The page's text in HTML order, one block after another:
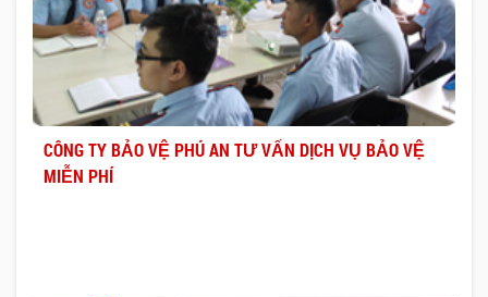
CÔNG TY BẢO VỆ PHÚ AN TƯ VẤN DỊCH VỤ BẢO VỆ
MIỄN PHÍ